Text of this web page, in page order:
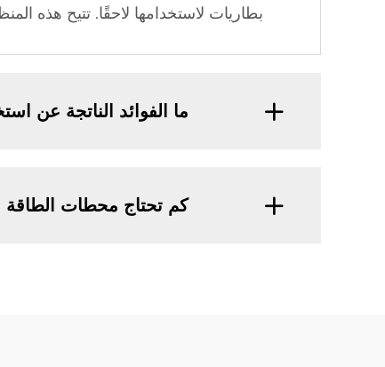
بطاريات لاستخدامها لاحقًا. تتيح هذه
ما الفوائد الناتجة عن
كم تحتاج محطات الطاقة